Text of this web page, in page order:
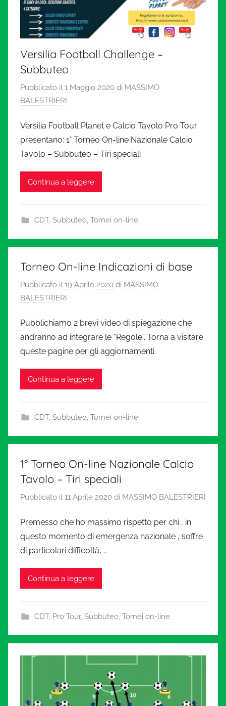
Versilia Football Challenge –
Subbuteo
Pubblicato il 1 Maggio 2020 di MASSIMO
BALESTRIERI
Versilia Football Planet e Calcio Tavolo Pro Tour
presentano: 1° Torneo On-line Nazionale Calcio
Tavolo – Subbuteo – Tiri speciali
Continua a leggere
CDT, Subbuteo, Tornei on-line
Torneo On-line Indicazioni di base
Pubblicato il 19 Aprile 2020 di MASSIMO
BALESTRIERI
Pubblichiamo 2 brevi video di spiegazione che
andranno ad integrare le “Regole”. Torna a visitare
queste pagine per gli aggiornamenti.
Continua a leggere
CDT, Subbuteo, Tornei on-line
1° Torneo On-line Nazionale Calcio
Tavolo – Tiri speciali
Pubblicato il 11 Aprile 2020 di MASSIMO BALESTRIERI
Premesso che ho massimo rispetto per chi , in
questo momento di emergenza nazionale , soffre
di particolari difficoltà, …
Continua a leggere
CDT, Pro Tour, Subbuteo, Tornei on-line